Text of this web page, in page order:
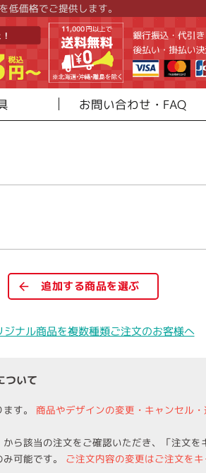
価格でご提供します。
お問い合わせ・FAQ
arrow_back 追加する商品を選ぶ
ナル商品を複数種類ご注文のお客様へ
ついて
す。 商品やデザインの変更・キャンセル
ら該当の注文をご確認いただき、「注文を
可能です。 ご注文内容の変更はご注文を